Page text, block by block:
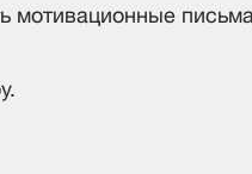
мотивационные